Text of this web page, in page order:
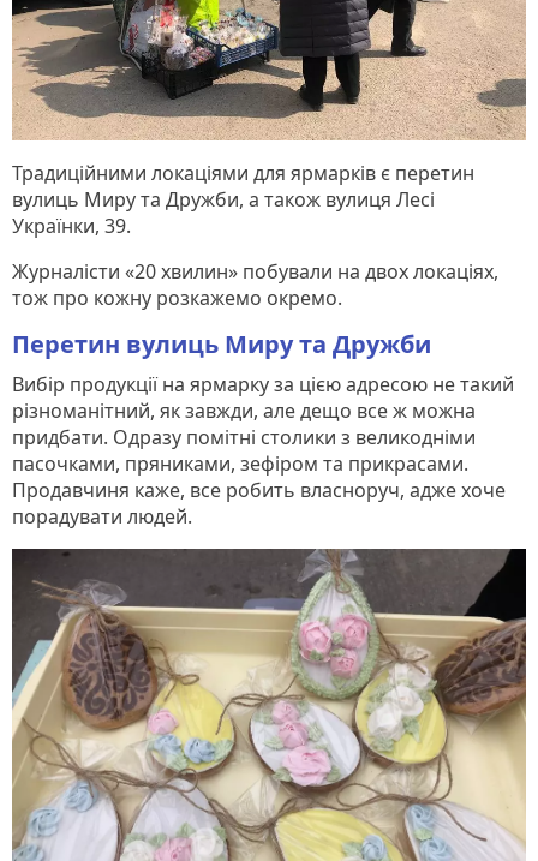
Традиційними локаціями для ярмарків є перетин
вулиць Миру та Дружби, а також вулиця Лесі
Українки, 39.
Журналісти «20 хвилин» побували на двох локаціях,
тож про кожну розкажемо окремо.
Перетин вулиць Миру та Дружби
Вибір продукції на ярмарку за цією адресою не такий
різноманітний, як завжди, але дещо все ж можна
придбати. Одразу помітні столики з великодніми
пасочками, пряниками, зефіром та прикрасами.
Продавчиня каже, все робить власноруч, адже хоче
порадувати людей.